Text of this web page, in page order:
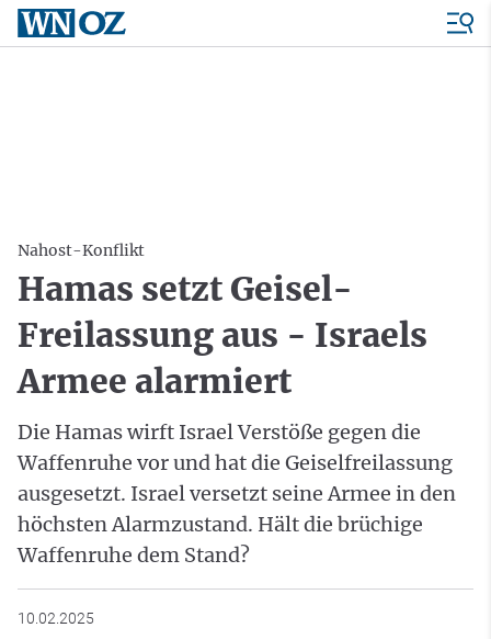
Nahost-Konflikt
Hamas setzt Geisel-
Freilassung aus - Israels
Armee alarmiert
Die Hamas wirft Israel Verstöße gegen die
Waffenruhe vor und hat die Geiselfreilassung
ausgesetzt. Israel versetzt seine Armee in den
höchsten Alarmzustand. Hält die brüchige
Waffenruhe dem Stand?
10.02.2025